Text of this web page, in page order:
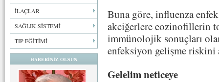
İLAÇLAR
SAĞLIK SİSTEMİ
TIP EĞİTİMİ
HABERİNİZ OLSUN
Buna göre, influenza
akciğerlere eozinofillerin
immünolojik sonuçları
enfeksiyon gelişme riskini
Gelelim neticeye